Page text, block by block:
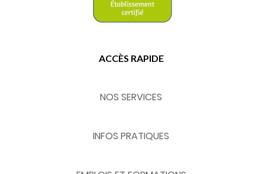
ACCÈS RAPIDE
NOS SERVICES
INFOS PRATIQUES